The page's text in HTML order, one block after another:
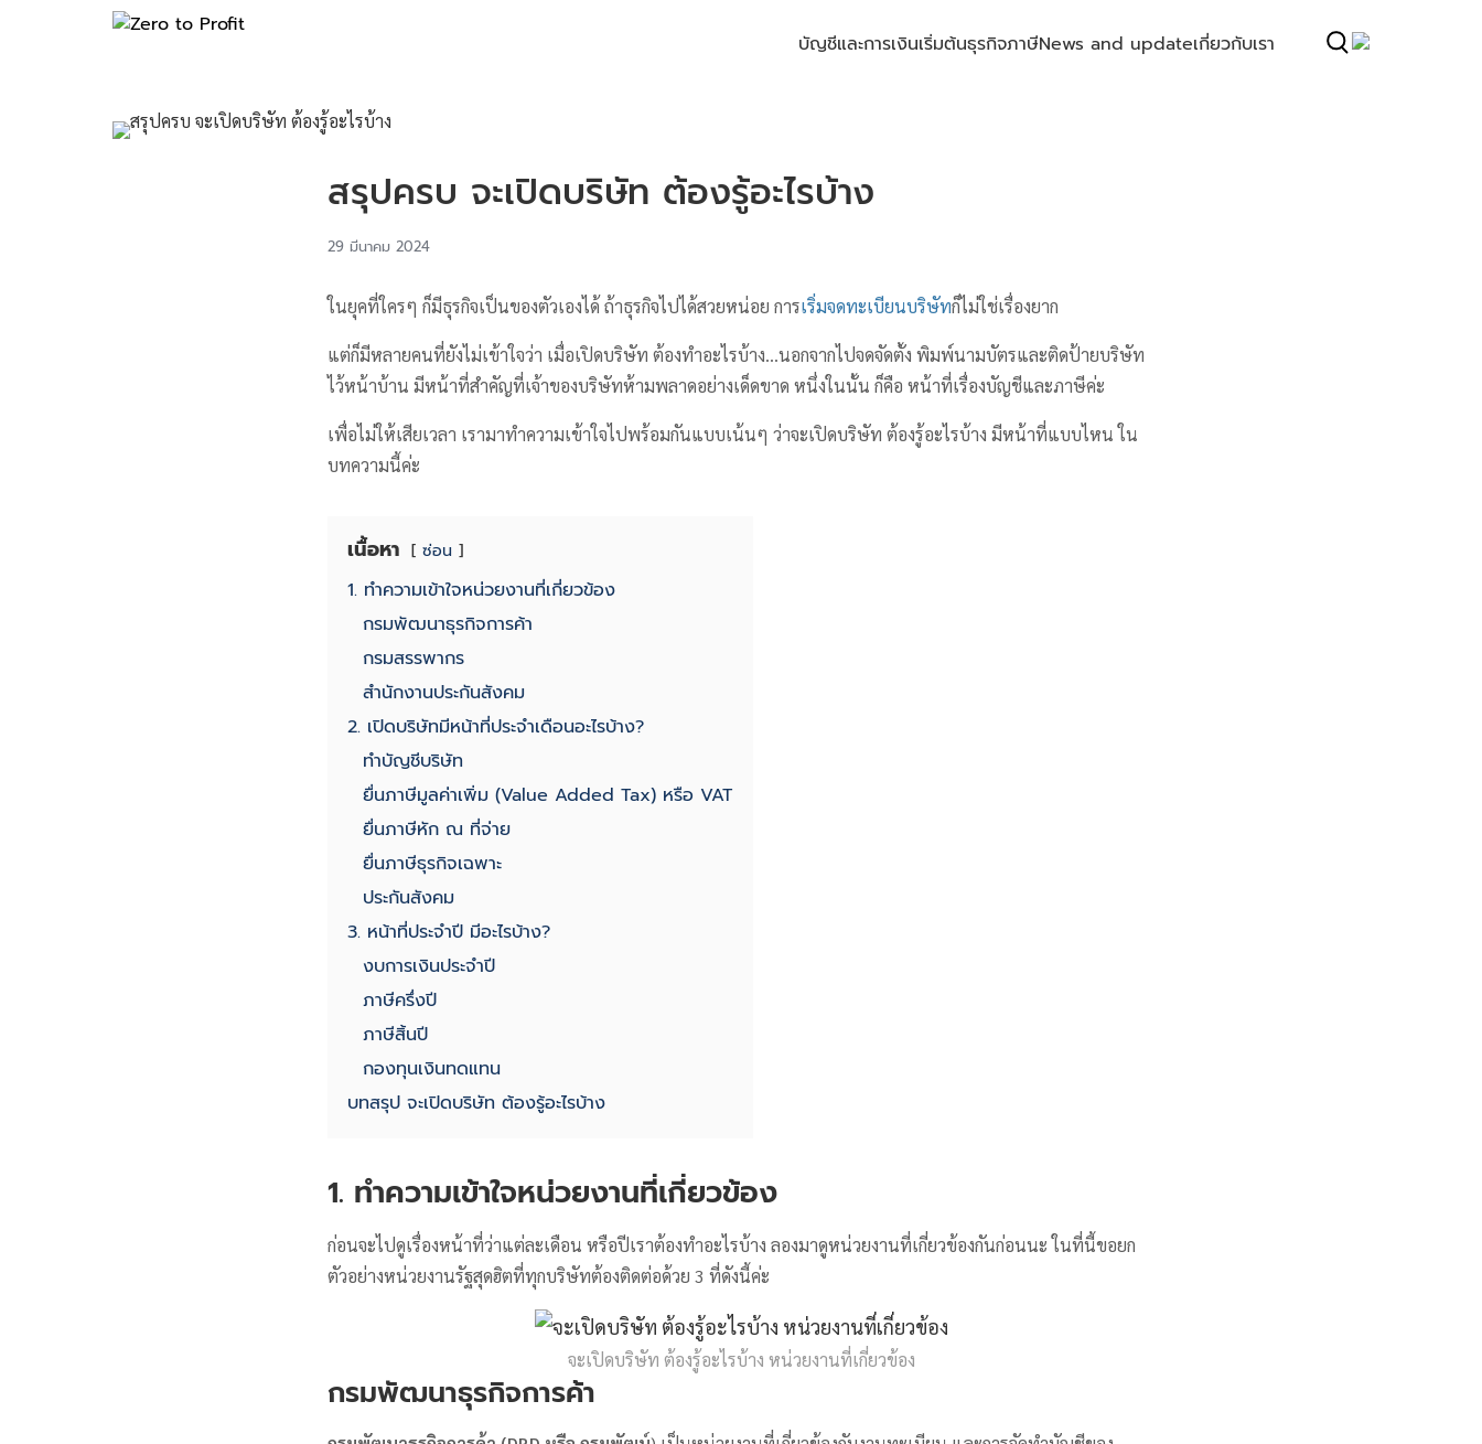
บัญชีและการเงินเริ่มต้นธุรกิจภาษีNews and updateเกี่ยวกับเรา
สรุปครบ จะเปิดบริษัท ต้องรู้อะไรบ้าง
29 มีนาคม 2024
ในยุคที่ใครๆ ก็มีธุรกิจเป็นของตัวเองได้ ถ้าธุรกิจไปได้สวยหน่อย การเริ่มจดทะเบียนบริษัทก็ไม่ใช่เรื่องยาก
แต่ก็มีหลายคนที่ยังไม่เข้าใจว่า เมื่อเปิดบริษัท ต้องทำอะไรบ้าง…นอกจากไปจดจัดตั้ง พิมพ์นามบัตรและติดป้ายบริษัท
ไว้หน้าบ้าน มีหน้าที่สำคัญที่เจ้าของบริษัทห้ามพลาดอย่างเด็ดขาด หนึ่งในนั้น ก็คือ หน้าที่เรื่องบัญชีและภาษีค่ะ
เพื่อไม่ให้เสียเวลา เรามาทำความเข้าใจไปพร้อมกันแบบเน้นๆ ว่าจะเปิดบริษัท ต้องรู้อะไรบ้าง มีหน้าที่แบบไหน ใน
บทความนี้ค่ะ
เนื้อหา ซ่อน
1. ทำความเข้าใจหน่วยงานที่เกี่ยวข้อง
กรมพัฒนาธุรกิจการค้า
กรมสรรพากร
สำนักงานประกันสังคม
2. เปิดบริษัทมีหน้าที่ประจำเดือนอะไรบ้าง?
ทำบัญชีบริษัท
ยื่นภาษีมูลค่าเพิ่ม (Value Added Tax) หรือ VAT
ยื่นภาษีหัก ณ ที่จ่าย
ยื่นภาษีธุรกิจเฉพาะ
ประกันสังคม
3. หน้าที่ประจำปี มีอะไรบ้าง?
งบการเงินประจำปี
ภาษีครึ่งปี
ภาษีสิ้นปี
กองทุนเงินทดแทน
บทสรุป จะเปิดบริษัท ต้องรู้อะไรบ้าง
1. ทำความเข้าใจหน่วยงานที่เกี่ยวข้อง
ก่อนจะไปดูเรื่องหน้าที่ว่าแต่ละเดือน หรือปีเราต้องทำอะไรบ้าง ลองมาดูหน่วยงานที่เกี่ยวข้องกันก่อนนะ ในที่นี้ขอยก
ตัวอย่างหน่วยงานรัฐสุดฮิตที่ทุกบริษัทต้องติดต่อด้วย 3 ที่ดังนี้ค่ะ
จะเปิดบริษัท ต้องรู้อะไรบ้าง หน่วยงานที่เกี่ยวข้อง
กรมพัฒนาธุรกิจการค้า